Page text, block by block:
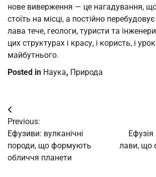
нове виверження — це нагадування,
стоїть на місці, а постійно
лава тече, геологи, туристи та
цих структурах і красу, і користь, і
майбутнього.
Posted in Наука, Природа
Post
navigation
Previous:
Ефузиви: вулканічні
породи, що формують
обличчя планети
Ефузія
лави, що